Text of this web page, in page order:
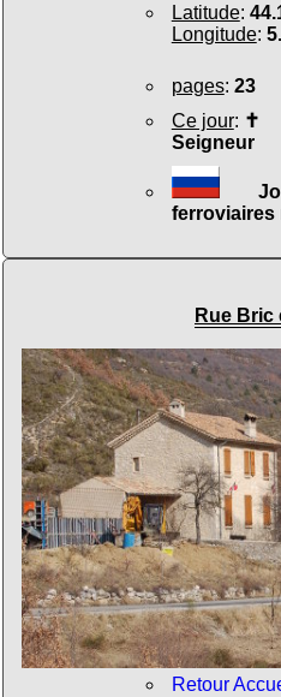
Latitude:
Longitude:
pages: 23
Ce jour: ✝
Seigneur
ferroviaires
Rue Bric
Retour